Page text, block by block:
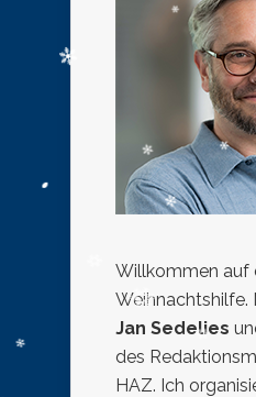
Willkommen auf
Weihnachtshilfe.
Jan Sedelies
des
HAZ. Ich